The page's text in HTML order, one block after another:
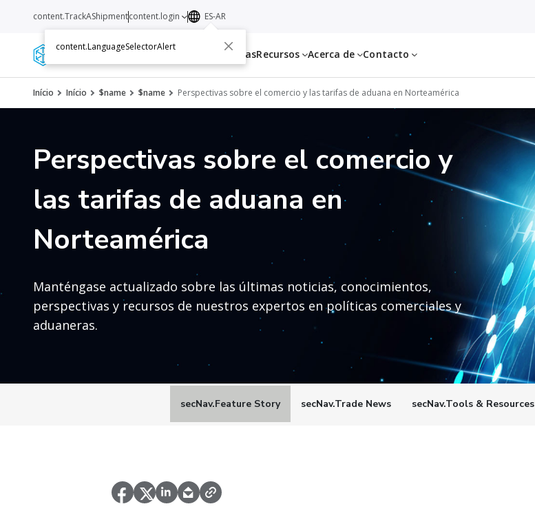
Servicios TransportistasRecursos Acerca de Contacto
content.TrackAShipmentcontent.login ES-AR
content.LanguageSelectorAlert
Início Início $name $name Perspectivas sobre el comercio y las tarifas de aduana en Norteamérica
Perspectivas sobre el comercio y
las tarifas de aduana en
Norteamérica
Manténgase actualizado sobre las últimas noticias, conocimientos,
perspectivas y recursos de nuestros expertos en políticas comerciales y
aduaneras.
secNav.Feature Story secNav.Trade News secNav.Tools & Resources